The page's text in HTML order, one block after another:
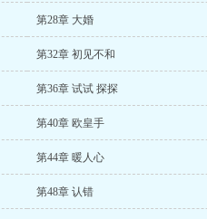
第28章 大婚
第32章 初见不和
第36章 试试 探探
第40章 欧皇手
第44章 暖人心
第48章 认错